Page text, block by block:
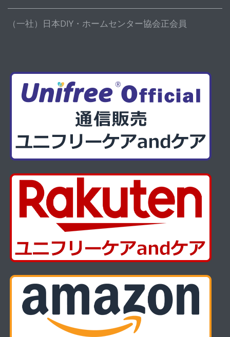
（一社）日本DIY・ホームセンター協会正会員